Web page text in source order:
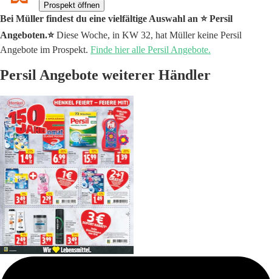
Prospekt öffnen
Bei Müller findest du eine vielfältige Auswahl an ⭐️ Persil
Angeboten.⭐️Diese Woche, in KW 32, hat Müller keine Persil
Angebote im Prospekt. Finde hier alle Persil Angebote.
Persil Angebote weiterer Händler